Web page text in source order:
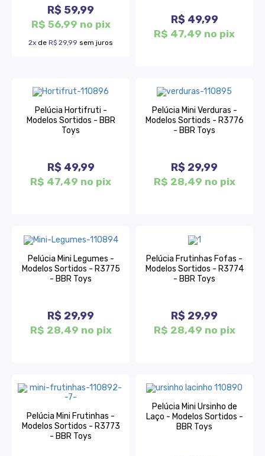
R$ 59,99
R$ 56,99 no pix
2x de R$ 29,99 sem juros
R$ 49,99
R$ 47,49 no pix
Pelúcia Hortifruti -
Modelos Sortidos - BBR
Toys
R$ 49,99
R$ 47,49 no pix
Pelúcia Mini Verduras -
Modelos Sortiods - R3776
- BBR Toys
R$ 29,99
R$ 28,49 no pix
Pelúcia Mini Legumes -
Modelos Sortidos - R3775
- BBR Toys
R$ 29,99
R$ 28,49 no pix
Pelúcia Frutinhas Fofas -
Modelos Sortidos - R3774
- BBR Toys
R$ 29,99
R$ 28,49 no pix
Pelúcia Mini Frutinhas -
Modelos Sortidos - R3773
- BBR Toys
Pelúcia Mini Ursinho de
Laço - Modelos Sortidos -
BBR Toys